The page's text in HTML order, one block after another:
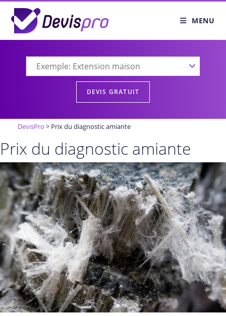
content
MENU
DevisPro > Prix du diagnostic amiante
Prix du diagnostic amiante